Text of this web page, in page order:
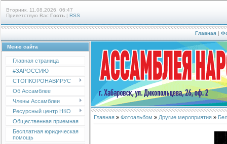
Вторник, 11.08.2026, 06:47
Приветствую Вас Гость | RSS
Главная |
Меню сайта
Главная страница
#ЗАРОССИЮ
СТОПКОРОНАВИРУС
Об Ассамблее
Члены Ассамблеи
Ресурсный центр НКО
Общественная приемная
Бесплатная юридическая
помощь
Главная » Фотоальбом » Другие мероприятия »